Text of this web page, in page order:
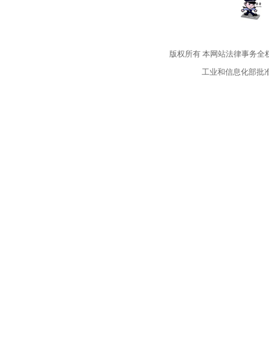
版权所有本网站法律事务全
工业和信息化部批